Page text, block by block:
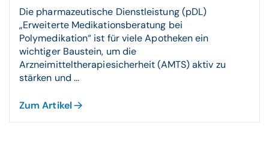
Die pharmazeutische Dienstleistung (pDL)
„Erweiterte Medikationsberatung bei
Polymedikation“ ist für viele Apotheken ein
wichtiger Baustein, um die
Arzneimitteltherapiesicherheit (AMTS) aktiv zu
stärken und ...
Zum Artikel